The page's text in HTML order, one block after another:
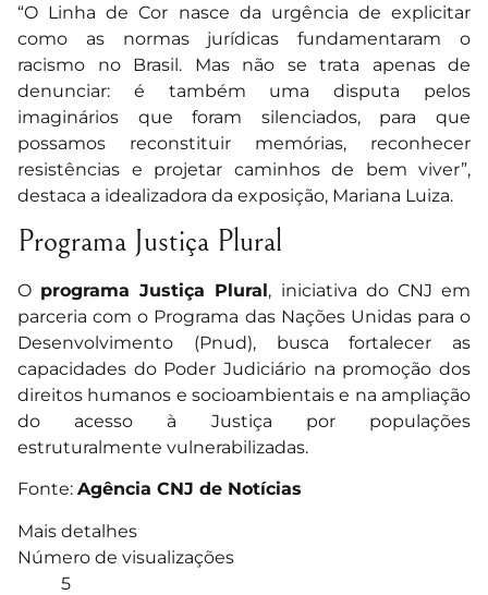
“O Linha de Cor nasce da urgência de explicitar
como as normas jurídicas fundamentaram o
racismo no Brasil. Mas não se trata apenas de
denunciar: é também uma disputa pelos
imaginários que foram silenciados, para que
possamos reconstituir memórias, reconhecer
resistências e projetar caminhos de bem viver”,
destaca a idealizadora da exposição, Mariana Luiza.
Programa Justiça Plural
O programa Justiça Plural, iniciativa do CNJ em
parceria com o Programa das Nações Unidas para o
Desenvolvimento (Pnud), busca fortalecer as
capacidades do Poder Judiciário na promoção dos
direitos humanos e socioambientais e na ampliação
do acesso à Justiça por populações
estruturalmente vulnerabilizadas.
Fonte: Agência CNJ de Notícias
Mais detalhes
Número de visualizações
5